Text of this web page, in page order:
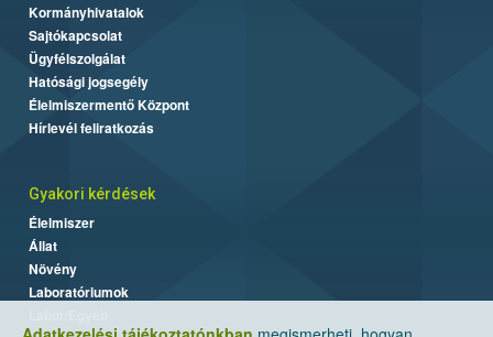
Kormányhivatalok
Sajtókapcsolat
Ügyfélszolgálat
Hatósági jogsegély
Élelmiszermentő Központ
Hírlevél feliratkozás
Gyakori kérdések
Élelmiszer
Állat
Növény
Laboratóriumok